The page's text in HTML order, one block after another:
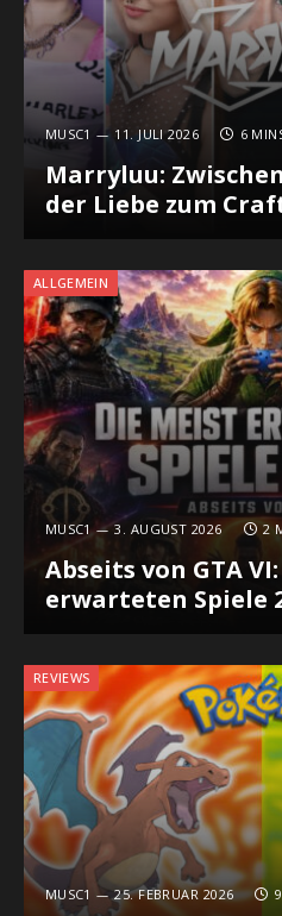
MUSC1 11. JULI 2026 6
Marryluu:
der Liebe zum
ALLGEMEIN
MUSC1 3. AUGUST 2026 2
Abseits von GTA
erwarteten Spiele
REVIEWS
MUSC1 25. FEBRUAR 2026